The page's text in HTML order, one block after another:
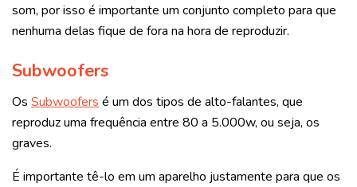
som, por isso é importante um conjunto completo para que
nenhuma delas fique de fora na hora de reproduzir.
Subwoofers
Os Subwoofers é um dos tipos de alto-falantes, que
reproduz uma frequência entre 80 a 5.000w, ou seja, os
graves.
É importante tê-lo em um aparelho justamente para que os